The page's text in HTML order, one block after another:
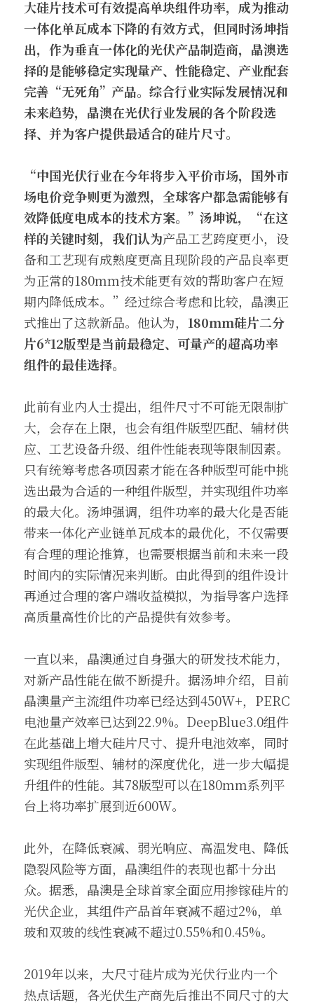
大硅片技术可有效提高单块组件功率，成为推动
一体化单瓦成本下降的有效方式， 但同时汤坤指
出， 作为垂直一体化的光伏产品制造商，晶澳选
择的是能够稳定实现量产、性能稳定、产业配套
完善“无死角”产品。综合行业实际发展情况和
未来趋势，晶澳在光伏行业发展的各个阶段选
择、并为客户提供最适合的硅片尺寸。
“中国光伏行业在今年将步入平价市场，国外市
场电价竞争则更为激烈，全球客户都急需能够有
效降低度电成本的技术方案。”汤坤说，“在这
样的关键时刻，我们认为产品工艺跨度更小，设
备和工艺现有成熟度更高且现阶段的产品良率更
为正常的180mm技术能更有效的帮助客户在短
期内降低成本。”经过综合考虑和比较，晶澳正
式推出了这款新品。他认为， 180mm硅片二分
片6*12版型是当前最稳定、可量产的超高功率
组件的最佳选择。
此前有业内人士提出，组件尺寸不可能无限制扩
大，会存在上限，也会有组件版型匹配、辅材供
应、工艺设备升级、组件性能表现等限制因素。
只有统筹考虑各项因素才能在各种版型可能中挑
选出最为合适的一种组件版型，并实现组件功率
的最大化。汤坤强调，组件功率的最大化是否能
带来一体化产业链单瓦成本的最优化，不仅需要
有合理的理论推算，也需要根据当前和未来一段
时间内的实际情况来判断。由此得到的组件设计
再通过合理的客户端收益模拟，为指导客户选择
高质量高性价比的产品提供有效参考。
一直以来，晶澳通过自身强大的研发技术能力，
对新产品性能在做不断提升。据汤坤介绍，目前
晶澳量产主流组件功率已经达到450W+，PERC
电池量产效率已达到22.9%。DeepBlue3.0组件
在此基础上增大硅片尺寸、提升电池效率，同时
实现组件版型、辅材的深度优化，进一步大幅提
升组件的性能。其78版型可以在180mm系列平
台上将功率扩展到近600W。
此外，在降低衰减、弱光响应、高温发电、降低
隐裂风险等方面，晶澳组件的表现也都十分出
众。据悉，晶澳是全球首家全面应用掺镓硅片的
光伏企业，其组件产品首年衰减不超过2%，单
玻和双玻的线性衰减不超过0.55%和0.45%。
2019年以来，大尺寸硅片成为光伏行业内一个
热点话题，各光伏生产商先后推出不同尺寸的大